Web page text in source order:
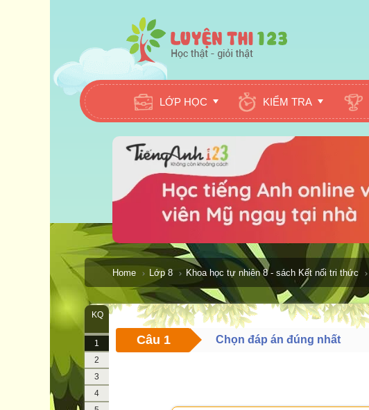
LỚP HỌC KIỂM TRA
Home Lớp 8 Khoa học tự nhiên 8 - sách Kết nối tri thức
KQ
1
2
3
4
Câu 1 Chọn đáp án đúng nhất